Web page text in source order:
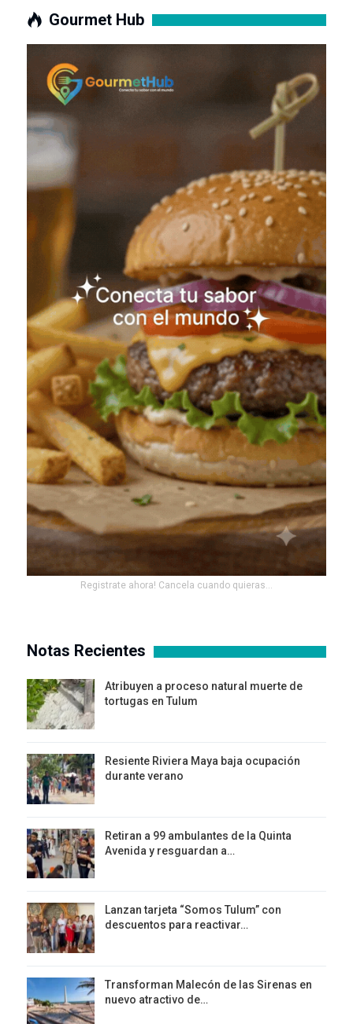
Gourmet Hub
Registrate ahora! Cancela cuando quieras...
Notas Recientes
Atribuyen a proceso natural muerte de
tortugas en Tulum
Resiente Riviera Maya baja ocupación
durante verano
Retiran a 99 ambulantes de la Quinta
Avenida y resguardan a…
Lanzan tarjeta “Somos Tulum” con
descuentos para reactivar…
Transforman Malecón de las Sirenas en
nuevo atractivo de…